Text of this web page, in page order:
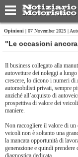
Opinioni | 07 November 2025 |
"Le occasioni
Il business collegato alla
autovetture dei noleggi a
crescere, lo dicono i numeri
automobilisti privati, sempre
anziché all’acquisto di
prospettiva di valore dei
maniere.
Non raccogliere il valore di
veicoli non è soltanto una
la mancata opportunità di
generazione e quindi prendere
diagnostica dedicata.